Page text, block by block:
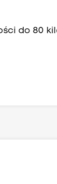
do 80